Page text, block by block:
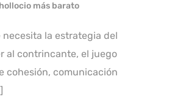
más barato
necesita la estrategia del
al contrincante, el juego
cohesión, comunicación